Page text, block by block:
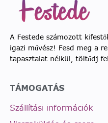
A Festede számozott
igazi művész! Fesd meg a
tapasztalat nélkül, töltődj
TÁMOGATÁS
Szállítási információk